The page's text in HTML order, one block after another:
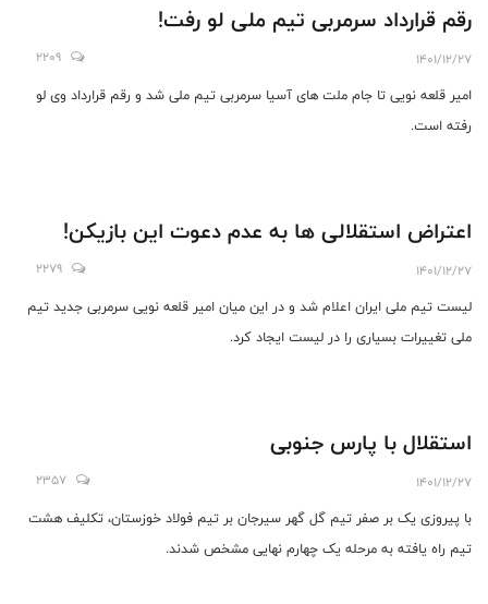
رقم قرارداد سرمربی تیم ملی لو رفت!
1401/12/27
2209
امیر قلعه نویی تا جام ملت های آسیا سرمربی تیم ملی شد و رقم قرارداد وی لو
رفته است.
اعتراض استقلالی ها به عدم دعوت این بازیکن!
1401/12/27
2279
لیست تیم ملی ایران اعلام شد و در این میان امیر قلعه نویی سرمربی جدید تیم
ملی تغییرات بسیاری را در لیست ایجاد کرد.
استقلال با پارس جنوبی
1401/12/27
2357
با پیروزی یک بر صفر تیم گل گهر سیرجان بر تیم فولاد خوزستان، تکلیف هشت
تیم راه یافته به مرحله یک چهارم نهایی مشخص شدند.